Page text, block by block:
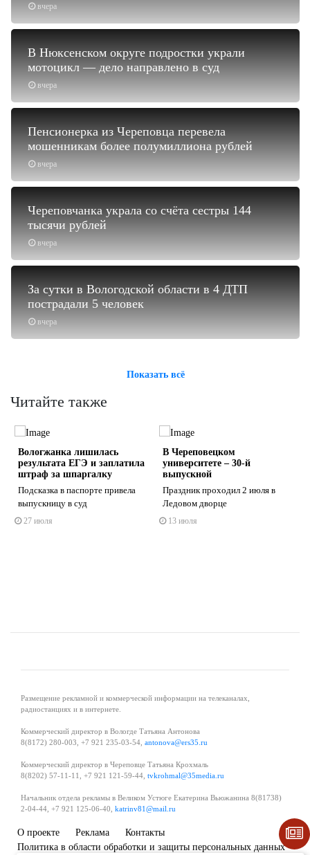
вчера
вчера
В Нюксенском округе подростки украли
мотоцикл — дело направлено в суд
вчера
Пенсионерка из Череповца перевела
мошенникам более полумиллиона рублей
вчера
Череповчанка украла со счёта сестры 144
тысячи рублей
вчера
За сутки в Вологодской области в 4 ДТП
пострадали 5 человек
Показать всё
Читайте также
Вологжанка лишилась
результата ЕГЭ и заплатила
штраф за шпаргалку
Подсказка в паспорте привела
выпускницу в суд
27 июля
В Череповецком
университете – 30-й
выпускной
Праздник проходил 2 июля в
Ледовом дворце
13 июля
Размещение рекламной и коммерческой информации на телеканалах,
радиостанциях и в интернете.
Коммерческий директор в Вологде Татьяна Антонова
8(8172) 280-003, +7 921 235-03-54, antonova@ers35.ru
Коммерческий директор в Череповце Татьяна Крохмаль
8(8202) 57-11-11, +7 921 121-59-44, tvkrohmal@35media.ru
Начальник отдела рекламы в Великом Устюге Екатерина Вьюжанина 8(81738)
2-04-44, +7 921 125-06-40, katrinv81@mail.ru
О проекте Реклама
Контакты
Политика в области обработки и защиты персональных данных